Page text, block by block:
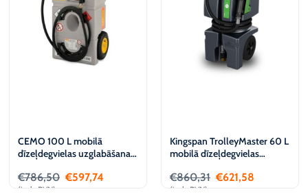
CEMO 100 L mobilā
dīzeļdegvielas uzglabāšanas
€786,50 €597,74
(iesk. PVN)
Kingspan TrolleyMaster 60 L
mobilā dīzeļdegvielas
tvertne, 12 V
€860,31 €621,58
(iesk. PVN)